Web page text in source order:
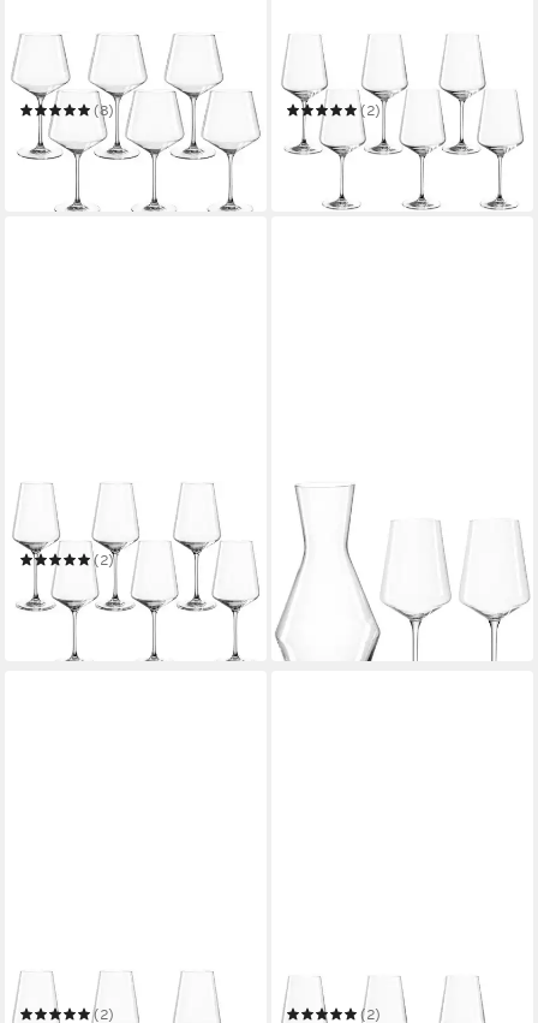
LEONARDO
Weinglas PUCCINI
(8)
ab 35,47 € UVP 41,95 €
-15%
LEONARDO
Rotweinglas PUCCINI
(2)
ab 34,98 € UVP 41,95 €
in 4-5 Werktagen bei dir
LEONARDO
Weißweinglas PUCCINI
(2)
35,00 € UVP 41,95 €
-17%
LEONARDO
Gläser-Set PUCCINI
ab 28,80 € UVP 36,95 €
-22%
in 4-5 Werktagen bei dir
Weißweinglas
(2)
Rotweinglas
(2)